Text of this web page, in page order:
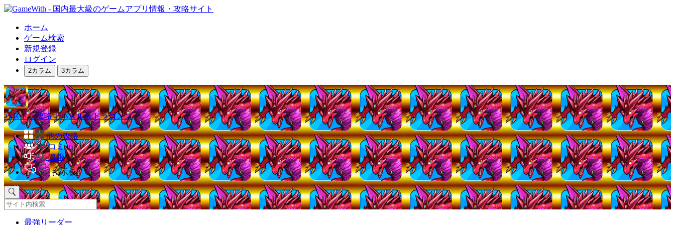
ホーム
ゲーム検索
新規登録
ログイン
2カラム 3カラム
パズドラ攻略｜パズル＆ドラゴンズ
他の攻略
コミュ
速報
掲示板
最強リーダー